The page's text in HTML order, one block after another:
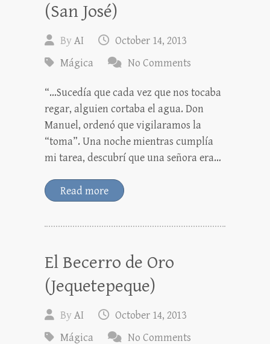
(San José)
ByAI
October 14, 2013
Mágica
No Comments
“…Sucedía que cada vez que nos tocaba
regar, alguien cortaba el agua. Don
Manuel, ordenó que vigilaramos la
“toma”. Una noche mientras cumplía
mi tarea, descubrí que una señora era…
Read more
El Becerro de Oro
(Jequetepeque)
ByAI
October 14, 2013
Mágica
No Comments